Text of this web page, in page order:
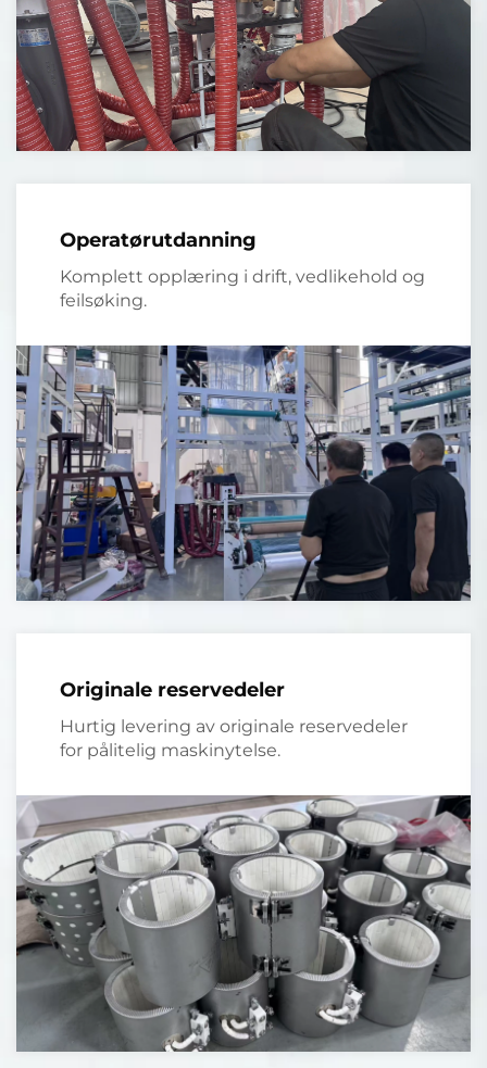
Operatørutdanning
Komplett opplæring i drift, vedlikehold og
feilsøking.
Originale reservedeler
Hurtig levering av originale reservedeler
for pålitelig maskinytelse.